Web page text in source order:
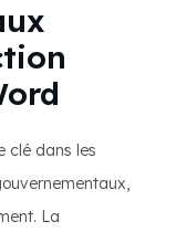
clé dans les
La